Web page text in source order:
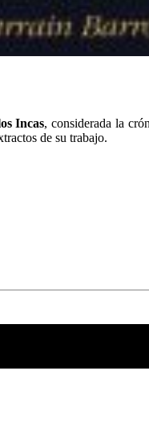
Incas, considerada la
de su trabajo.